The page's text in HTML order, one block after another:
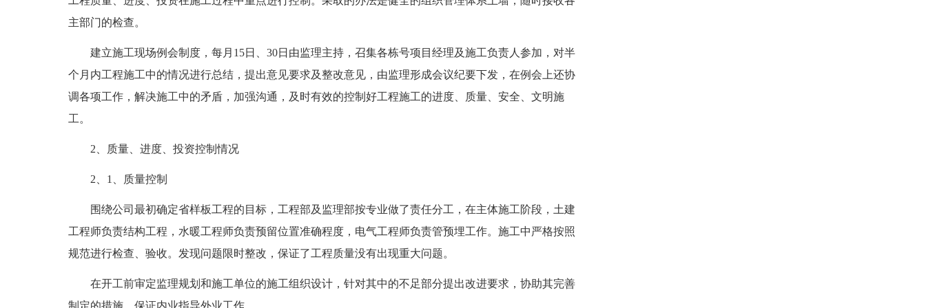
主部门的检查。
建立施工现场例会制度，每月15日、30日由监理主持，召集各栋号项目经理及施工负责人参加，对半
个月内工程施工中的情况进行总结，提出意见要求及整改意见，由监理形成会议纪要下发，在例会上还协
调各项工作，解决施工中的矛盾，加强沟通，及时有效的控制好工程施工的进度、质量、安全、文明施
工。
2、质量、进度、投资控制情况
2、1、质量控制
围绕公司最初确定省样板工程的目标，工程部及监理部按专业做了责任分工，在主体施工阶段，土建
工程师负责结构工程，水暖工程师负责预留位置准确程度，电气工程师负责管预埋工作。施工中严格按照
规范进行检查、验收。发现问题限时整改，保证了工程质量没有出现重大问题。
在开工前审定监理规划和施工单位的施工组织设计，针对其中的不足部分提出改进要求，协助其完善
制定的措施，保证内业指导外业工作。